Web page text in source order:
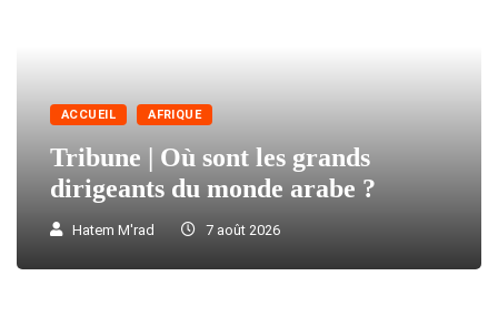
ACCUEIL AFRIQUE
Tribune | Où sont les grands
dirigeants du monde arabe ?
Hatem M'rad 7 août 2026